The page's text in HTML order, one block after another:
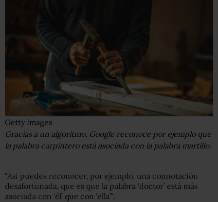
Getty Images
Gracias a un algoritmo, Google reconoce por ejemplo que
la palabra carpintero está asociada con la palabra martillo.
"Así puedes reconocer, por ejemplo, una connotación
desafortunada, que es que la palabra ‘doctor’ está más
asociada con ‘él’ que con ‘ella’".